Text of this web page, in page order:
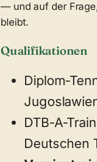
— und auf der
bleibt.
Qualifikationen
Diplom-
DTB-A-
Deutschen